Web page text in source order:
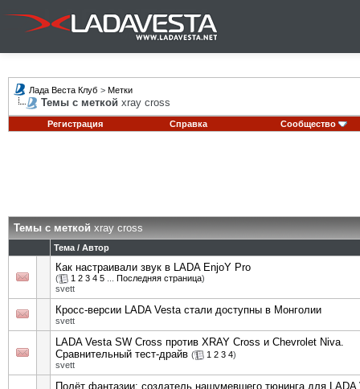
Лада Веста Клуб > Метки
Темы с меткой xray cross
Регистрация Справка Сообщество
Темы с меткойxray cross
Тема / Автор
Как настраивали звук в LADA EnjoY Pro
( 1 2 3 4 5 Последняя страница)
svett
Кросс-версии LADA Vesta стали доступны в Монголии
svett
LADA Vesta SW Cross против XRAY Cross и Chevrolet Niva.
Сравнительный тест-драйв ( 1 2 3 4)
svett
Полёт фантазии: создатель нашумевшего тюнинга для LADA